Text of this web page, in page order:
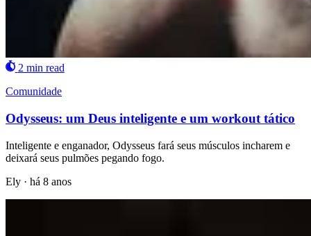
2 min read
Comunidade
Odysseus: um Deus inteligente e um workout tático
Inteligente e enganador, Odysseus fará seus músculos incharem e
deixará seus pulmões pegando fogo.
Ely · há 8 anos